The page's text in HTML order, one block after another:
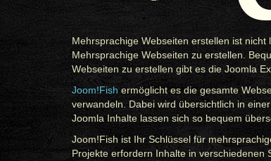
Mehrsprachige Webseiten erstellen ist
Mehrsprachige Webseiten zu erstellen.
Webseiten zu erstellen gibt es die Joomla
Joom!Fishermöglicht es die gesamte
verwandeln. Dabei wird übersichtlich in
Joomla Inhalte lassen sich so bequem
Joom!Fish ist Ihr Schlüssel für
Projekte erfordern Inhalte in verschiedenen